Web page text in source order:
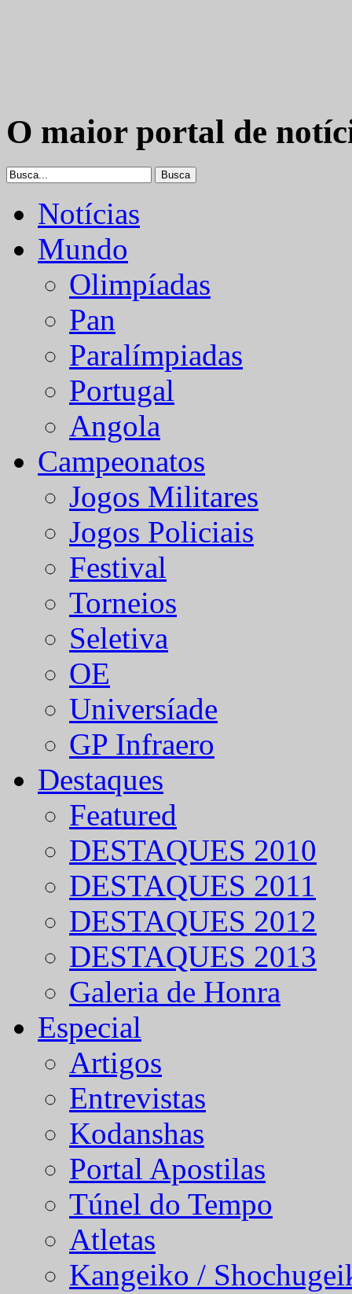
O maior portal de
Notícias
Mundo
Olimpíadas
Pan
Paralímpiadas
Portugal
Angola
Campeonatos
Jogos Militares
Jogos Policiais
Festival
Torneios
Seletiva
OE
Universíade
GP Infraero
Destaques
Featured
DESTAQUES 2010
DESTAQUES 2011
DESTAQUES 2012
DESTAQUES 2013
Galeria de Honra
Especial
Artigos
Entrevistas
Kodanshas
Portal Apostilas
Túnel do Tempo
Atletas
Kangeiko /